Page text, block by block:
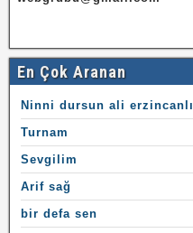
En Çok Aranan
Ninni dursun ali erzincanlı
Turnam
Sevgilim
Arif sağ
bir defa sen